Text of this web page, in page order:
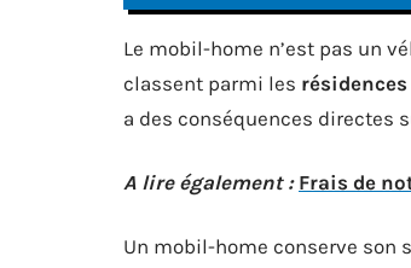
Le mobil-home n’est pas un
classent parmi les
a des conséquences directes
A lire également : Frais de
Un mobil-home conserve son